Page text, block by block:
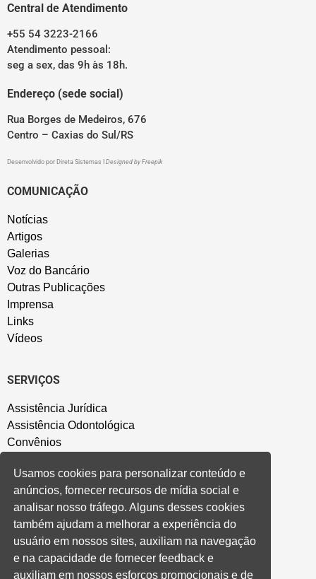
Central de Atendimento
+55 54 3223-2166
Atendimento pessoal:
seg a sex, das 9h às 18h.
Endereço (sede social)
Rua Borges de Medeiros, 676
Centro – Caxias do Sul/RS
Desenvolvido por Direta Sistemas Designed by Freepik
COMUNICAÇÃO
Notícias
Artigos
Galerias
Voz do Bancário
Outras Publicações
Imprensa
Links
Vídeos
SERVIÇOS
Assistência Jurídica
Assistência Odontológica
Convênios
Salão de Festa
Política de Privacidade
CONVENÇÃO COLETIVA E ACORDOS
Convenções Coletivas
Usamos cookies para personalizar conteúdo e
anúncios, fornecer recursos de mídia social e
analisar nosso tráfego. Alguns desses cookies
também ajudam a melhorar a experiência do
usuário em nossos sites, auxiliam na navegação
e na capacidade de fornecer feedback e
auxiliam em nossos esforços promocionais e de